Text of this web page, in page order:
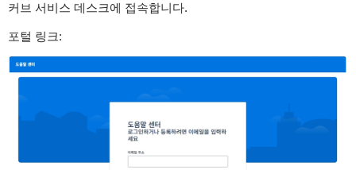
커브 서비스 데스크에 접속합니다.
포털 링크: